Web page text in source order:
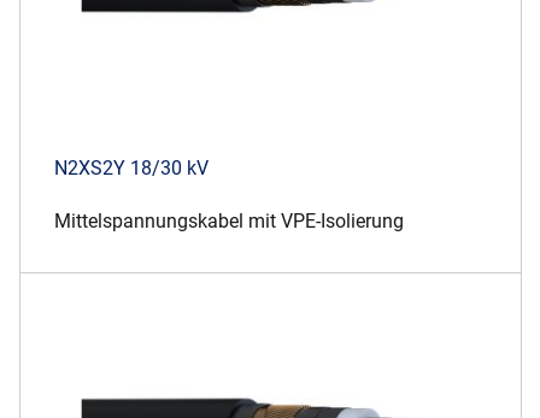
Produktion
N2XS2Y 18/30 kV
Mittelspannungskabel mit VPE-Isolierung